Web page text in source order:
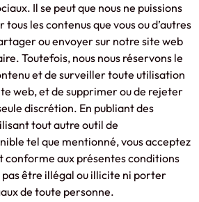
Il se peut que nous ne puissions
les contenus que vous ou d’autres
ou envoyer sur notre site web
Toutefois, nous nous réservons le
et de surveiller toute utilisation
web, et de supprimer ou de rejeter
discrétion. En publiant des
tout autre outil de
tel que mentionné, vous acceptez
conforme aux présentes conditions
être illégal ou illicite ni porter
de toute personne.